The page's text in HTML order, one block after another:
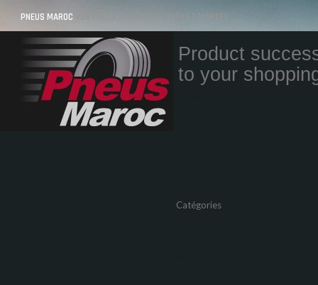
PNEUS MAROC VOS PNEUS AU MAROC LIVRÉS ET MONTÉS
Product
to your
Catégories